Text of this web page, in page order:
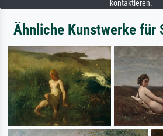
kontaktieren.
Ähnliche Kunstwerke für